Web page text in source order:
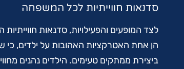
סדנאות חווייתיות לכל המשפחה
לצד המופעים והפעילויות, סדנאות
הן אחת האטרקציות האהובות על ילדים,
ביצירת ממתקים טעימים. הילדים נהנים